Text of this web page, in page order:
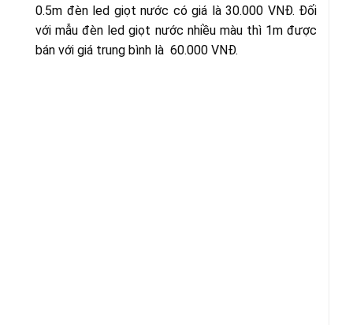
0.5m đèn led giọt nước có giá là 30.000 VNĐ. Đối
với mẫu đèn led giọt nước nhiều màu thì 1m được
bán với giá trung bình là 60.000 VNĐ.